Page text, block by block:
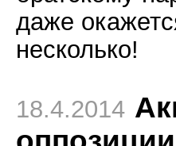
даже
несколько!
18.4.2014